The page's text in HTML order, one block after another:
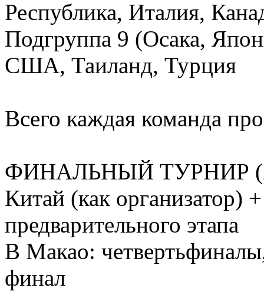
Республика, Италия,
Подгруппа 9 (Осака,
США, Таиланд, Турция
Всего каждая команда
ФИНАЛЬНЫЙ ТУРНИР
Китай (как организатор)
предварительного этапа
В Макао:
финал